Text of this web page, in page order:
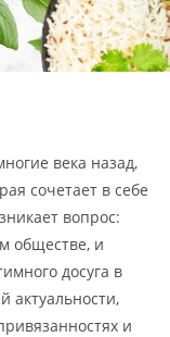
века назад,
сочетает в себе
вопрос:
обществе, и
досуга в
актуальности,
и